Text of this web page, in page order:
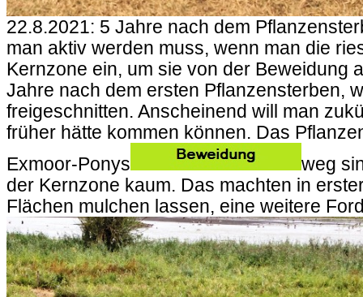
22.8.2021: 5 Jahre nach dem
man aktiv werden muss, wenn man die
Kernzone ein, um sie von der Beweidung
Jahre nach dem ersten Pflanzensterben,
freigeschnitten. Anscheinend will man
früher hätte kommen können. Das
Exmoor-Ponys
weg
der Kernzone kaum. Das machten in
Flächen mulchen lassen, eine weitere